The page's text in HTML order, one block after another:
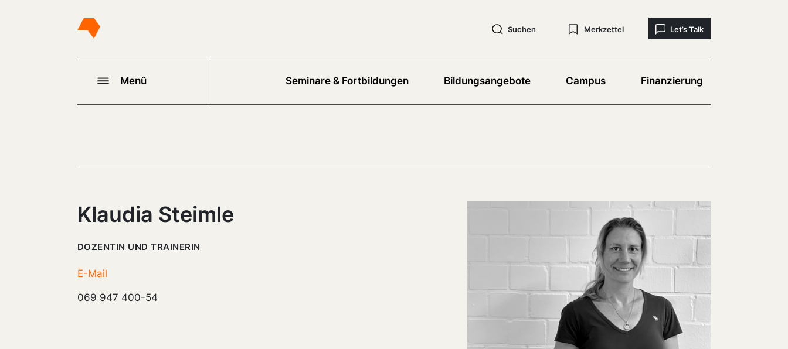
Suchen Merkzettel Let’s Talk
Menü Seminare & Fortbildungen Bildungsangebote Campus Finanzierung
Klaudia Steimle
DOZENTIN UND TRAINERIN
E-Mail
069 947 400-54